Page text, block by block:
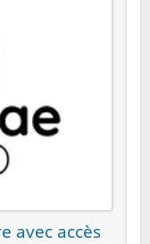
avec accès